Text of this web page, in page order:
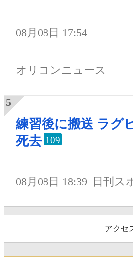
08月08日 17:54
オリコンニュース
練習後に搬送 ラグ
死去 109
08月08日 18:39 日刊ス
アクセ